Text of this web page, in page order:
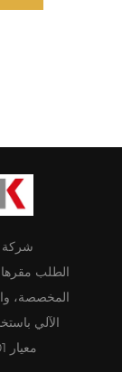
شركة
الطلب
المخصصة،
الآلي
معيار ISO 9001. تسليم سريع في جميع أنحاء العالم.